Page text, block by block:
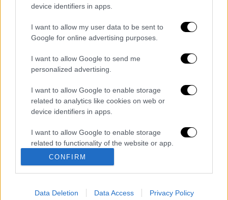
device identifiers in apps.
I want to allow my user data to be sent to
Google for online advertising purposes.
I want to allow Google to send me
personalized advertising.
I want to allow Google to enable storage
related to analytics like cookies on web or
device identifiers in apps.
I want to allow Google to enable storage
related to functionality of the website or app.
I want to allow Google to enable storage
related to personalization.
I want to allow Google to enable storage
CONFIRM
Data Deletion Data Access Privacy Policy
Διαβάστε ακόμη
Βοιωτία: Κλείνει το αιολικό πάρκο από
όπου ξεκίνησε η φωτιά - Στο στόχαστρο
Σοκαριστικό βίντεο από το τροχαίο στις
Το ΙΧ πέφτει πάνω στο φορτηγό
Ο Ερυθρός Σταυρός έσβησε βίντεο για το
κατηγορούμενου για τη δολοφονία της
Ελίζαμπεθ
Νέα κλιμάκωση: Η Μόσχα δείχνει «άμεση
εμπλοκή» του ΝΑΤΟ σε επιθέσεις σε
ρωσικό έδαφος - Τα ονόματα και ο